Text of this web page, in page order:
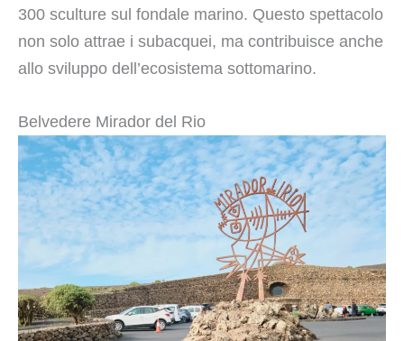
300 sculture sul fondale marino. Questo spettacolo
non solo attrae i subacquei, ma contribuisce anche
allo sviluppo dell’ecosistema sottomarino.
Belvedere Mirador del Rio